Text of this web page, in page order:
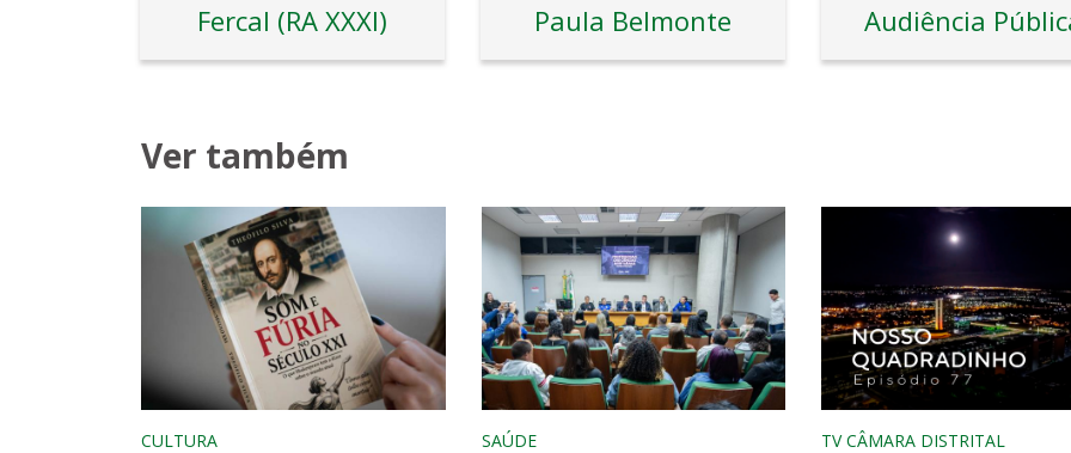
Fercal (RA XXXI) Paula Belmonte Audiência
Ver também
CULTURA SAÚDE TV CÂMARA DISTRITAL